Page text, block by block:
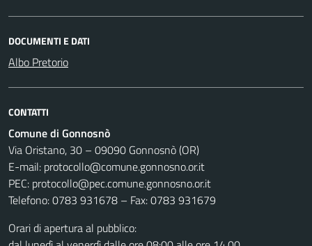
DOCUMENTI E DATI
Albo Pretorio
CONTATTI
Comune di Gonnosnò
Via Oristano, 30 – 09090 Gonnosnò (OR)
E-mail: protocollo@comune.gonnosno.or.it
PEC: protocollo@pec.comune.gonnosno.or.it
Telefono: 0783 931678 – Fax: 0783 931679
Orari di apertura al pubblico: